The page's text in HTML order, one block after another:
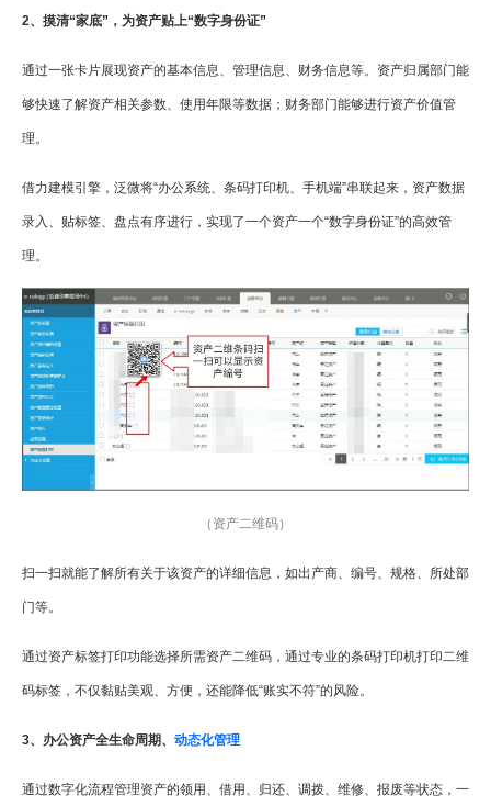
2、摸清“家底”，为资产贴上“数字身份证”
通过一张卡片展现资产的基本信息、管理信息、财务信息等。资产归属部门能
够快速了解资产相关参数、使用年限等数据；财务部门能够进行资产价值管
理。
借力建模引擎，泛微将“办公系统、条码打印机、手机端”串联起来，资产数据
录入、贴标签、盘点有序进行，实现了一个资产一个“数字身份证”的高效管
理。
（资产二维码）
扫一扫就能了解所有关于该资产的详细信息，如出产商、编号、规格、所处部
门等。
通过资产标签打印功能选择所需资产二维码，通过专业的条码打印机打印二维
码标签，不仅黏贴美观、方便，还能降低“账实不符”的风险。
3、办公资产全生命周期、 动态化管理
通过数字化流程管理资产的领用、借用、归还、调拨、维修、报废等状态，一